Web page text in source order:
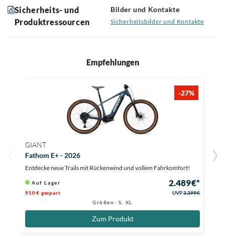
Sicherheits- und
Produktressourcen
Bilder und Kontakte
Sicherheitsbilder und Kontakte
Empfehlungen
-27%
GIANT
Fathom E+ - 2026
Entdecke neue Trails mit Rückenwind und vollem Fahrkomfort!
Auf Lager 2.489 €*
910 € gespart UVP3.399 €
Größen: S, XL
Zum Produkt